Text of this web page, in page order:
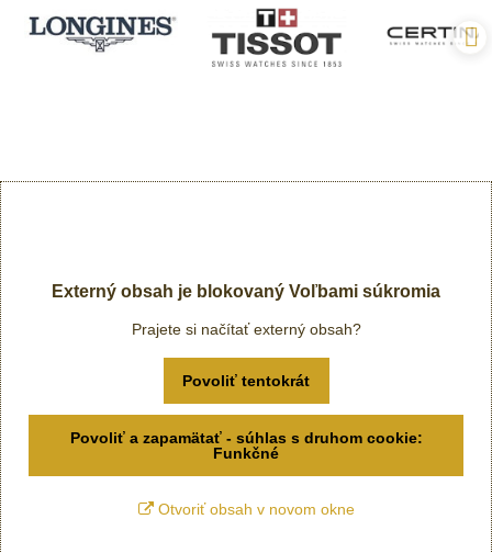
Externý obsah je blokovaný Voľbami súkromia
Prajete si načítať externý obsah?
Povoliť tentokrát
Povoliť a zapamätať - súhlas s druhom cookie:
Funkčné
Otvoriť obsah v novom okne